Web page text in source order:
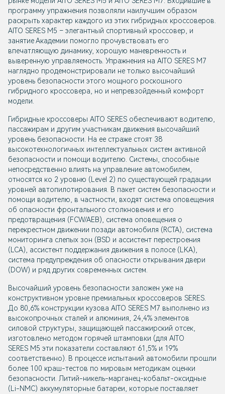
программу упражнения позволяли наилучшим образом
раскрыть характер каждого из этих гибридных кроссоверов.
AITO SERES M5 – элегантный спортивный кроссовер, и
занятие Академии помогло прочувствовать его
впечатляющую динамику, хорошую маневренность и
выверенную управляемость. Упражнения на AITO SERES M7
наглядно продемонстрировали не только высочайший
уровень безопасности этого мощного роскошного
гибридного кроссовера, но и непревзойденный комфорт
модели.
Гибридные кроссоверы AITO SERES обеспечивают водителю,
пассажирам и другим участникам движения высочайший
уровень безопасности. На ее страже стоят 38
высокотехнологичных интеллектуальных систем активной
безопасности и помощи водителю. Системы, способные
непосредственно влиять на управление автомобилем,
относятся ко 2 уровню (Level 2) по существующей градации
уровней автопилотирования. В пакет систем безопасности и
помощи водителю, в частности, входят система оповещения
об опасности фронтального столкновения и его
предотвращения (FCW/AEB), система оповещения о
перекрестном движении позади автомобиля (RCTA), система
мониторинга слепых зон (BSD и ассистент перестроения
(LCA), ассистент поддержания движения в полосе (LKA),
система предупреждения об опасности открывания двери
(DOW) и ряд других современных систем.
Высочайший уровень безопасности заложен уже на
конструктивном уровне премиальных кроссоверов SERES.
До 80,6% конструкции кузова AITO SERES M7 выполнено из
высокопрочных сталей и алюминия, 24,4% элементов
силовой структуры, защищающей пассажирский отсек,
изготовлено методом горячей штамповки (для AITO
SERES M5 эти показатели составляют 61,5% и 19%
соответственно). В процессе испытаний автомобили прошли
более 100 краш-тестов по мировым методикам оценки
безопасности. Литий-никель-марганец-кобальт-оксидные
(Li-NMC) аккумуляторные батареи, которые поставляет